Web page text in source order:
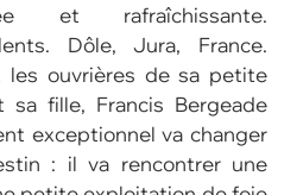
et rafraîchissante.
Dôle, Jura, France.
les ouvrières de sa petite
fille, Francis Bergeade
exceptionnel va changer
: il va rencontrer une